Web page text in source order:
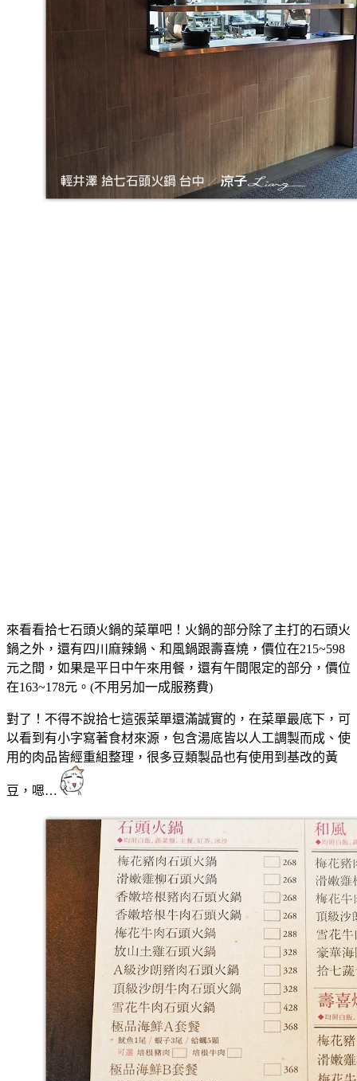
來看看拾七石頭火鍋的菜單吧！火鍋的部分除了主打的石頭火
鍋之外，還有四川麻辣鍋、和風鍋跟壽喜燒，價位在215~598
元之間，如果是平日中午來用餐，還有午間限定的部分，價位
在163~178元。(不用另加一成服務費)
對了！不得不說拾七這張菜單還滿誠實的，在菜單最底下，可
以看到有小字寫著食材來源，包含湯底皆以人工調製而成、使
用的肉品皆經重組整理，很多豆類製品也有使用到基改的黃
豆，嗯…